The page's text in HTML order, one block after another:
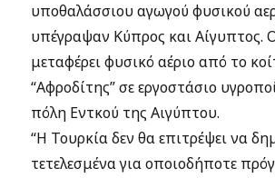
υποθαλάσσιου αγωγού φυσικού
υπέγραψαν Κύπρος και Αίγυπτος.
μεταφέρει φυσικό αέριο από το
“Αφροδίτης” σε εργοστάσιο
πόλη Εντκού της Αιγύπτου.
“Η Τουρκία δεν θα επιτρέψει να
τετελεσμένα για οποιοδήποτε